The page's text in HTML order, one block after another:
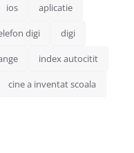
ios aplicatie
digi digi
index autocitit
cine a inventat scoala